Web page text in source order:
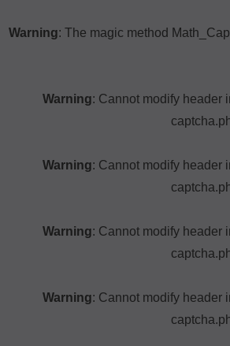
Warning: The magic method
Warning: Cannot modify header
Warning: Cannot modify header
Warning: Cannot modify header
Warning: Cannot modify header